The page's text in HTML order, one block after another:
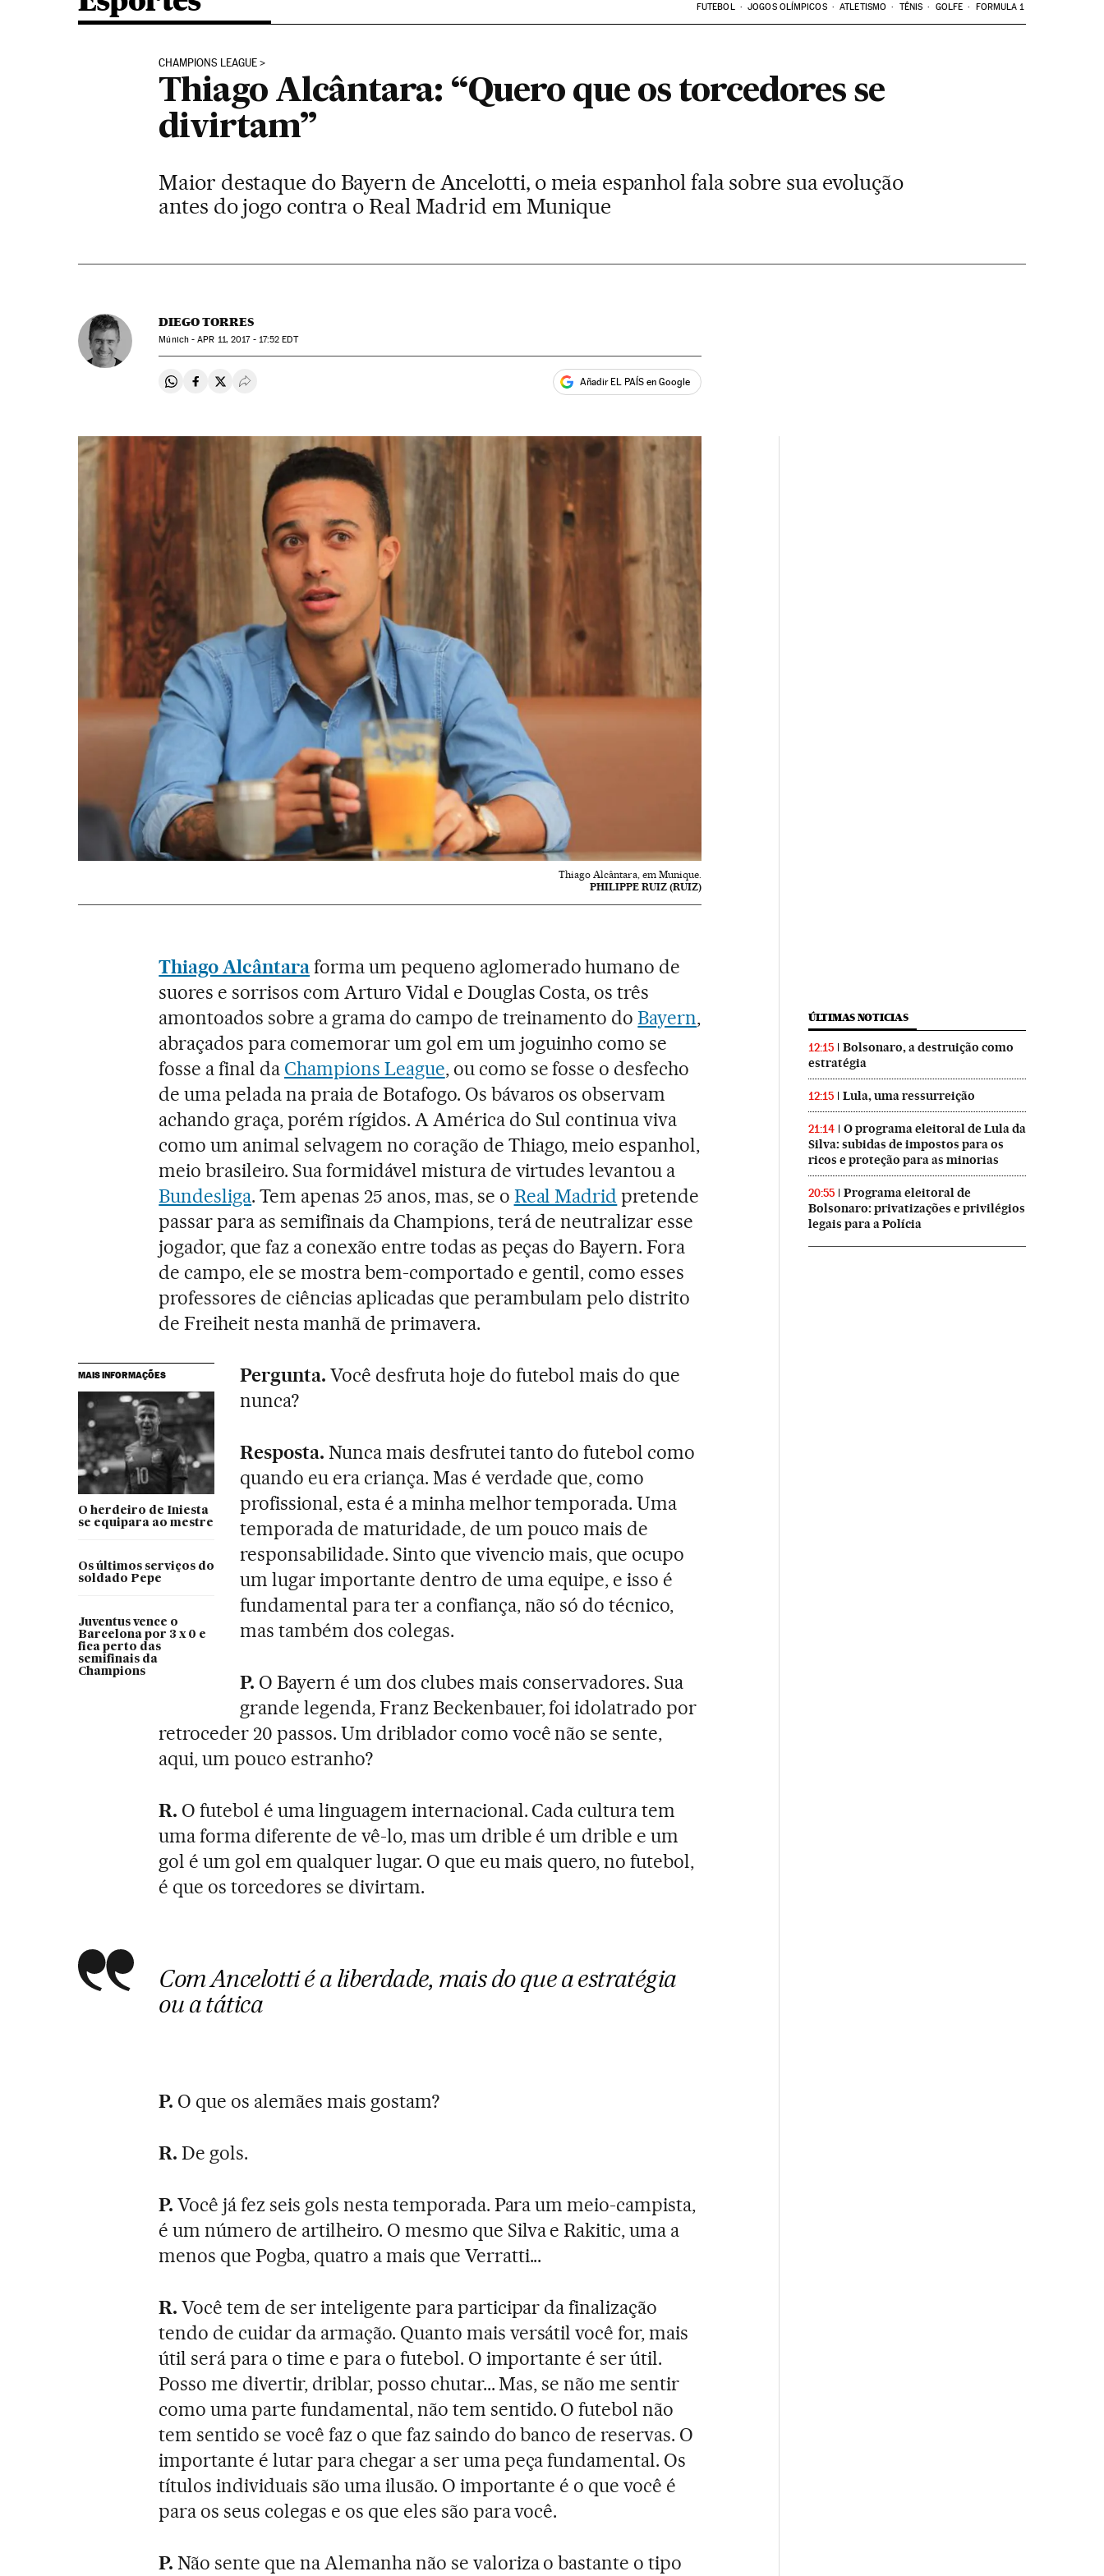
FUTEBOL JOGOS OLÍMPICOS ATLETISMO TÊNIS GOLFE FORMULA 1
CHAMPIONS LEAGUE
Thiago Alcântara: “Quero que os torcedores se
divirtam”
Maior destaque do Bayern de Ancelotti, o meia espanhol fala sobre sua evolução
antes do jogo contra o Real Madrid em Munique
DIEGO TORRES
Múnich -APR 11, 2017 - 17:52 EDT
Compartir en Whatsapp
Compartir en Facebook
Compartir en Twitter
Desplegar Redes Sociales Añadir EL PAÍS en Google
Thiago Alcântara, em Munique.
PHILIPPE RUIZ (RUIZ)
Thiago Alcântaraforma um pequeno aglomerado humano de
suores e sorrisos com Arturo Vidal e Douglas Costa, os três
amontoados sobre a grama do campo de treinamento doBayern,
abraçados para comemorar um gol em um joguinho como se
fosse a final da Champions League, ou como se fosse o desfecho
de uma pelada na praia de Botafogo. Os bávaros os observam
achando graça, porém rígidos. A América do Sul continua viva
como um animal selvagem no coração de Thiago, meio espanhol,
meio brasileiro. Sua formidável mistura de virtudes levantou a
Bundesliga. Tem apenas 25 anos, mas, se o Real Madrid pretende
passar para as semifinais da Champions, terá de neutralizar esse
jogador, que faz a conexão entre todas as peças do Bayern. Fora
de campo, ele se mostra bem-comportado e gentil, como esses
professores de ciências aplicadas que perambulam pelo distrito
de Freiheit nesta manhã de primavera.
MAIS INFORMAÇÕES
O herdeiro de Iniesta
se equipara ao mestre
Os últimos serviços do
soldado Pepe
Juventus vence o
Barcelona por 3 x 0 e
fica perto das
semifinais da
Champions
Pergunta. Você desfruta hoje do futebol mais do que
nunca?
Resposta. Nunca mais desfrutei tanto do futebol como
quando eu era criança. Mas é verdade que, como
profissional, esta é a minha melhor temporada. Uma
temporada de maturidade, de um pouco mais de
responsabilidade. Sinto que vivencio mais, que ocupo
um lugar importante dentro de uma equipe, e isso é
fundamental para ter a confiança, não só do técnico,
mas também dos colegas.
P. O Bayern é um dos clubes mais conservadores. Sua
grande legenda, Franz Beckenbauer, foi idolatrado por
retroceder 20 passos. Um driblador como você não se sente,
aqui, um pouco estranho?
R. O futebol é uma linguagem internacional. Cada cultura tem
uma forma diferente de vê-lo, mas um drible é um drible e um
gol é um gol em qualquer lugar. O que eu mais quero, no futebol,
é que os torcedores se divirtam.
Com Ancelotti é a liberdade, mais do que a estratégia
ou a tática
P. O que os alemães mais gostam?
R. De gols.
P. Você já fez seis gols nesta temporada. Para um meio-campista,
é um número de artilheiro. O mesmo que Silva e Rakitic, uma a
menos que Pogba, quatro a mais que Verratti...
R. Você tem de ser inteligente para participar da finalização
tendo de cuidar da armação. Quanto mais versátil você for, mais
útil será para o time e para o futebol. O importante é ser útil.
Posso me divertir, driblar, posso chutar... Mas, se não me sentir
como uma parte fundamental, não tem sentido. O futebol não
tem sentido se você faz o que faz saindo do banco de reservas. O
importante é lutar para chegar a ser uma peça fundamental. Os
títulos individuais são uma ilusão. O importante é o que você é
para os seus colegas e os que eles são para você.
P. Não sente que na Alemanha não se valoriza o bastante o tipo
ÚLTIMAS NOTICIAS
12:15
Bolsonaro, a destruição como
estratégia
12:15 Lula, uma ressurreição
21:14
O programa eleitoral de Lula da
Silva: subidas de impostos para os
ricos e proteção para as minorias
20:55
Programa eleitoral de
Bolsonaro: privatizações e privilégios
legais para a Polícia